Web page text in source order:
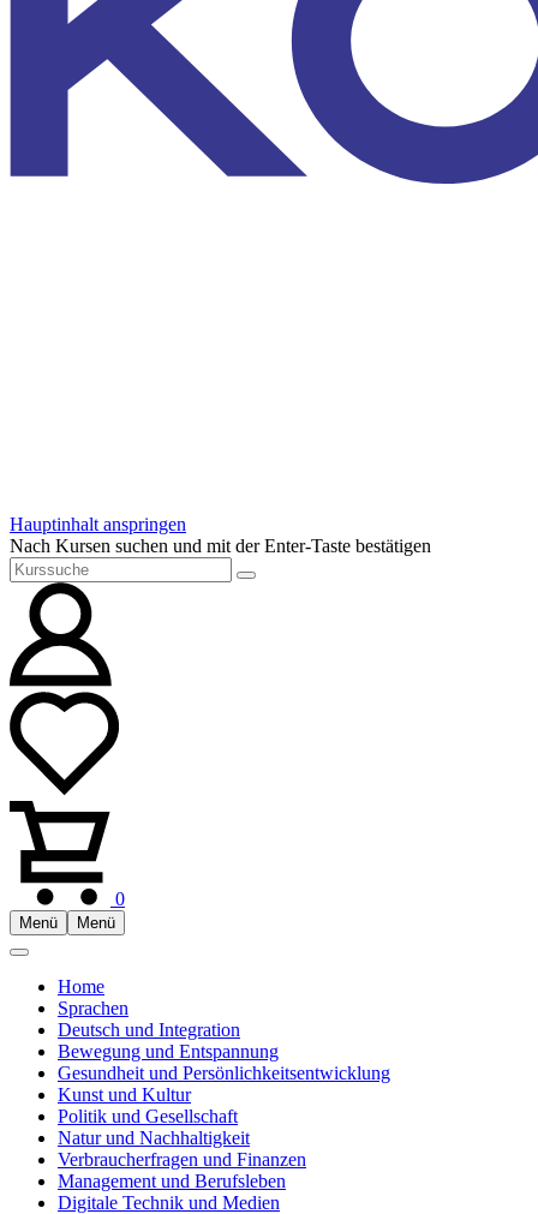
Hauptinhalt anspringen
Nach Kursen suchen und mit der Enter-Taste bestätigen
0
Menü Menü
Home
Sprachen
Deutsch und Integration
Bewegung und Entspannung
Gesundheit und Persönlichkeitsentwicklung
Kunst und Kultur
Politik und Gesellschaft
Natur und Nachhaltigkeit
Verbraucherfragen und Finanzen
Management und Berufsleben
Digitale Technik und Medien